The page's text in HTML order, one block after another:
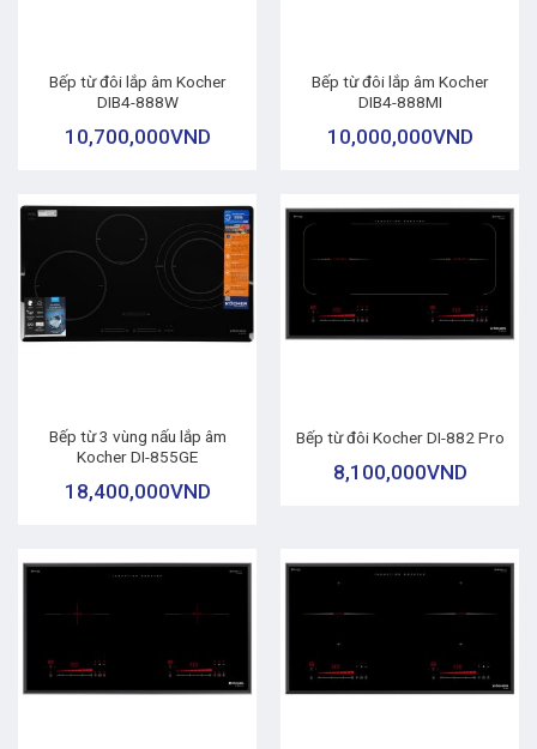
Bếp từ đôi lắp âm Kocher
DIB4-888W
10,700,000VND
Bếp từ đôi lắp âm Kocher
DIB4-888MI
10,000,000VND
Bếp từ 3 vùng nấu lắp âm
Kocher DI-855GE
18,400,000VND
Bếp từ đôi Kocher DI-882 Pro
8,100,000VND